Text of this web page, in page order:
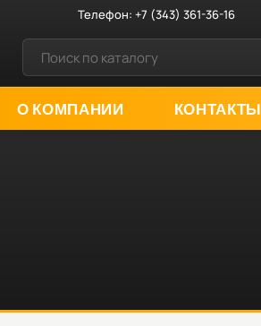
Телефон:+7 (343) 361-36-16
О КОМПАНИИ КОНТАКТЫ